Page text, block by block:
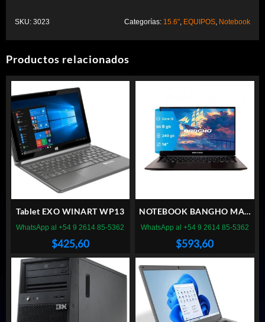
SKU: 3023 Categorías: 15.6", EQUIPOS, Notebook
Productos relacionados
Tablet EXO WINART WP13
$425,60
WhatsApp al +54 9 2614 85-5362
NOTEBOOK BANGHO MAX
14″ L4 i5 8GB 240GB NVME
$593,60
WhatsApp al +54 9 2614 85-5362